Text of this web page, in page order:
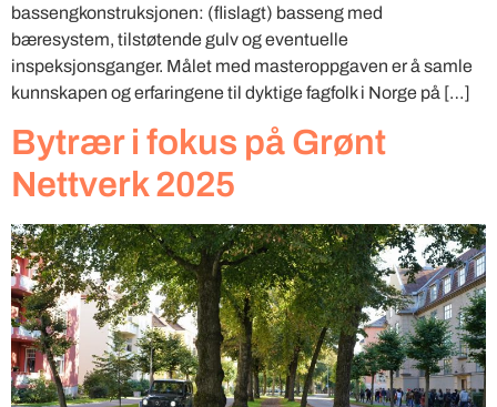
bassengkonstruksjonen: (flislagt) basseng med
bæresystem, tilstøtende gulv og eventuelle
inspeksjonsganger. Målet med masteroppgaven er å samle
kunnskapen og erfaringene til dyktige fagfolk i Norge på […]
Bytrær i fokus på Grønt
Nettverk 2025